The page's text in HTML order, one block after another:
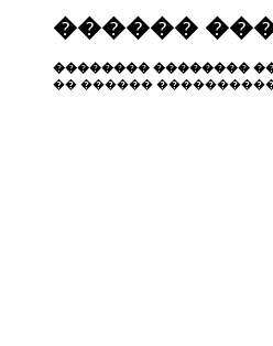
������
�������� ��������
�� ������